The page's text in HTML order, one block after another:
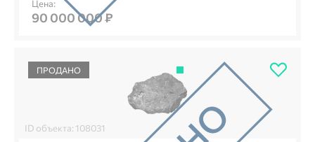
Цена:
90 000 000 ₽
ПРОДАНО
ID объекта: 108031